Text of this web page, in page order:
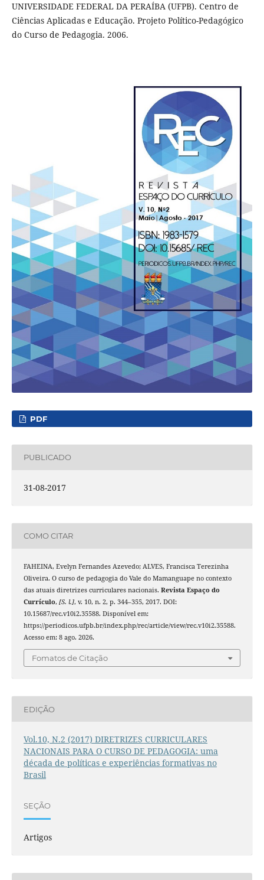
UNIVERSIDADE FEDERAL DA PERAÍBA (UFPB). Centro de
Ciências Aplicadas e Educação. Projeto Político-Pedagógico
do Curso de Pedagogia. 2006.
PDF
PUBLICADO
31-08-2017
COMO CITAR
FAHEINA, Evelyn Fernandes Azevedo; ALVES, Francisca Terezinha
Oliveira. O curso de pedagogia do Vale do Mamanguape no contexto
das atuais diretrizes curriculares nacionais. Revista Espaço do
Currículo, [S. l.], v. 10, n. 2, p. 344–355, 2017. DOI:
10.15687/rec.v10i2.35588. Disponível em:
https://periodicos.ufpb.br/index.php/rec/article/view/rec.v10i2.35588.
Acesso em: 8 ago. 2026.
Fomatos de Citação
EDIÇÃO
Vol.10, N.2 (2017) DIRETRIZES CURRICULARES
NACIONAIS PARA O CURSO DE PEDAGOGIA: uma
década de políticas e experiências formativas no
Brasil
SEÇÃO
Artigos